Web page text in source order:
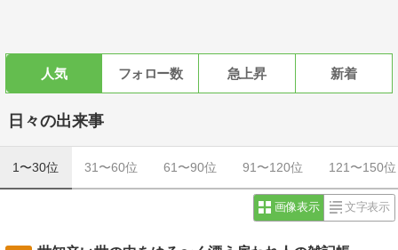
人気 フォロー数 急上昇 新着
日々の出来事
1〜30位 31〜60位 61〜90位 91〜120位 121〜150位
画像表示 文字表示